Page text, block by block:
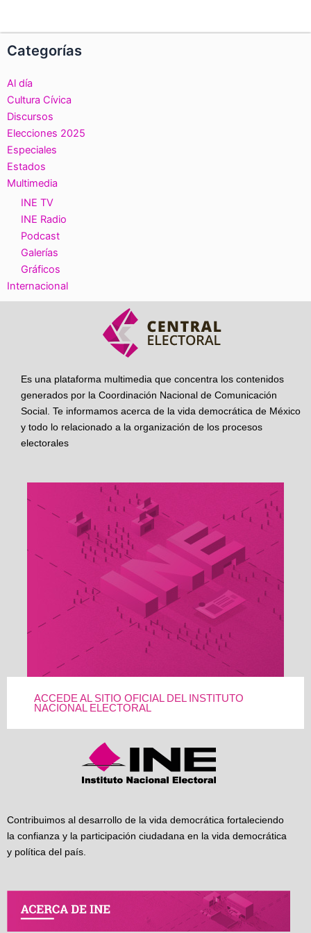
Categorías
Al día
Cultura Cívica
Discursos
Elecciones 2025
Especiales
Estados
Multimedia
INE TV
INE Radio
Podcast
Galerías
Gráficos
Internacional
Es una plataforma multimedia que concentra los contenidos
generados por la Coordinación Nacional de Comunicación
Social. Te informamos acerca de la vida democrática de México
y todo lo relacionado a la organización de los procesos
electorales
ACCEDE AL SITIO OFICIAL DEL INSTITUTO
NACIONAL ELECTORAL
Contribuimos al desarrollo de la vida democrática fortaleciendo
la confianza y la participación ciudadana en la vida democrática
y política del país.